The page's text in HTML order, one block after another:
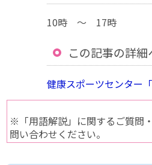
10時 ～ 17時
この記事の詳
健康スポーツセンター
※「用語解説」に関するご質問
問い合わせください。